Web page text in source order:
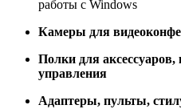
работы с Windows
Камеры для
Полки для
управления
Адаптеры, пульты,